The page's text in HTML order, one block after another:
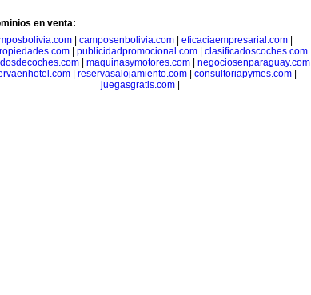
en venta:
| camposenbolivia.com| eficaciaempresarial.com|
publicidadpromocional.com clasificadoscoches.com
maquinasymotores.com negociosenparaguay.com
| reservasalojamiento.com| consultoriapymes.com|
juegasgratis.com|